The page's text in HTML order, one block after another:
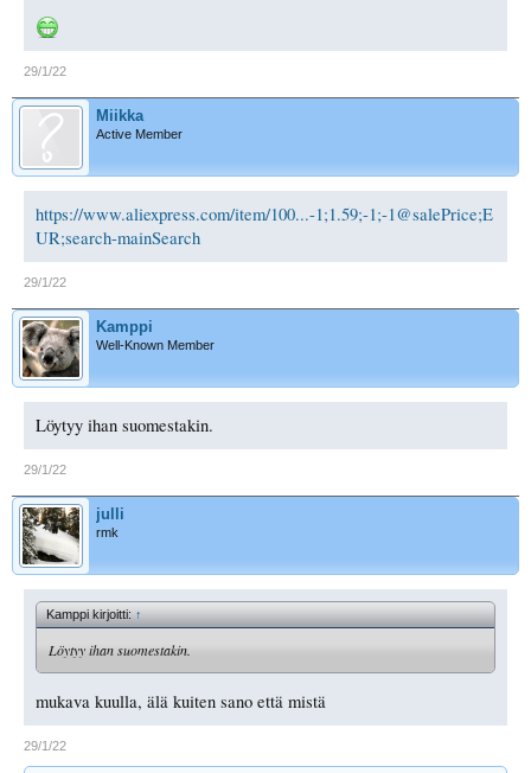
29/1/22
Miikka
Active Member
https://www.aliexpress.com/item/100...-1;1.59;-1;-1@salePrice;E
UR;search-mainSearch
29/1/22
Kamppi
Well-Known Member
Löytyy ihan suomestakin.
29/1/22
julli
rmk
Kamppi kirjoitti:↑
Löytyy ihan suomestakin.
mukava kuulla, älä kuiten sano että mistä
29/1/22